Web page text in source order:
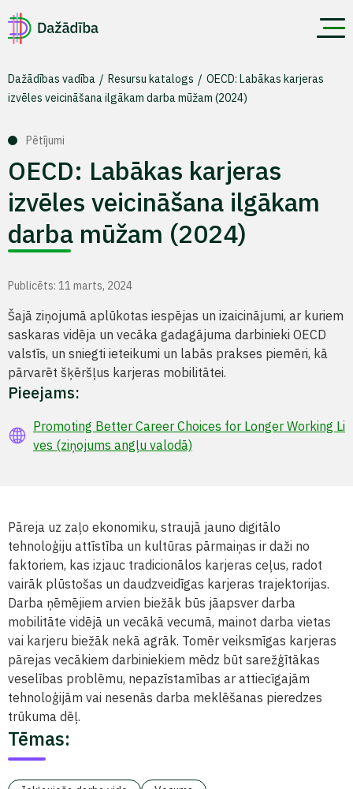
Dažādības vadība Resursu katalogs
OECD: Labākas karjeras
izvēles veicināšana ilgākam darba mūžam (2024)
Pētījumi
OECD: Labākas karjeras
izvēles veicināšana ilgākam
darba mūžam (2024)
Publicēts: 11 marts, 2024
Šajā ziņojumā aplūkotas iespējas un izaicinājumi, ar kuriem
saskaras vidēja un vecāka gadagājuma darbinieki OECD
valstīs, un sniegti ieteikumi un labās prakses piemēri, kā
pārvarēt šķēršļus karjeras mobilitātei.
Pieejams:
Promoting Better Career Choices for Longer Working Li
ves (ziņojums angļu valodā)
Pāreja uz zaļo ekonomiku, straujā jauno digitālo
tehnoloģiju attīstība un kultūras pārmaiņas ir daži no
faktoriem, kas izjauc tradicionālos karjeras ceļus, radot
vairāk plūstošas un daudzveidīgas karjeras trajektorijas.
Darba ņēmējiem arvien biežāk būs jāapsver darba
mobilitāte vidējā un vecākā vecumā, mainot darba vietas
vai karjeru biežāk nekā agrāk. Tomēr veiksmīgas karjeras
pārejas vecākiem darbiniekiem mēdz būt sarežģītākas
veselības problēmu, nepazīstamības ar attiecīgajām
tehnoloģijām vai nesenās darba meklēšanas pieredzes
trūkuma dēļ.
Tēmas: